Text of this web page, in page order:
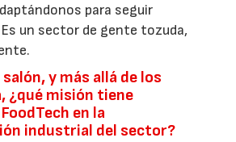
para seguir
un sector de gente tozuda,
y más allá de los
¿qué misión tiene
en la
industrial del sector?